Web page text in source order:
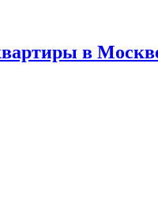
в